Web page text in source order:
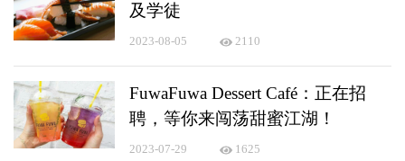
及学徒
2023-08-05 2110
FuwaFuwa Dessert Café：正在招
聘，等你来闯荡甜蜜江湖！
2023-07-29 1625